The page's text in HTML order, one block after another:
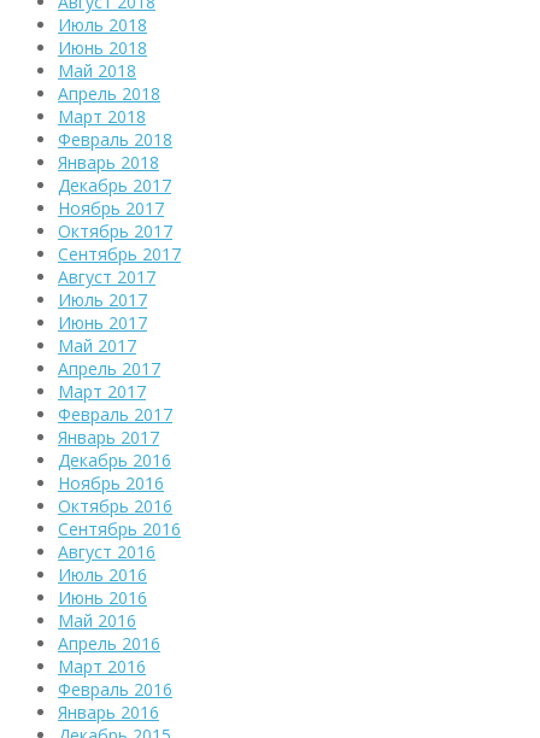
Июль 2018
Июнь 2018
Май 2018
Апрель 2018
Март 2018
Февраль 2018
Январь 2018
Декабрь 2017
Ноябрь 2017
Октябрь 2017
Сентябрь 2017
Август 2017
Июль 2017
Июнь 2017
Май 2017
Апрель 2017
Март 2017
Февраль 2017
Январь 2017
Декабрь 2016
Ноябрь 2016
Октябрь 2016
Сентябрь 2016
Август 2016
Июль 2016
Июнь 2016
Май 2016
Апрель 2016
Март 2016
Февраль 2016
Январь 2016